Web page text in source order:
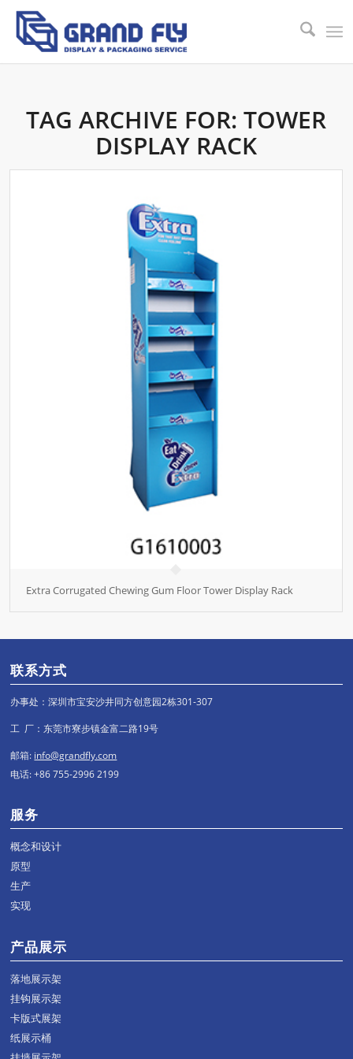
TAG ARCHIVE FOR:TOWER
DISPLAY RACK
Extra Corrugated Chewing Gum Floor Tower Display Rack
联系方式
办事处：深圳市宝安沙井同方创意园2栋301-307
工 厂：东莞市寮步镇金富二路19号
邮箱: info@grandfly.com
电话: +86 755-2996 2199
服务
概念和设计
原型
生产
实现
产品展示
落地展示架
挂钩展示架
卡版式展架
纸展示桶